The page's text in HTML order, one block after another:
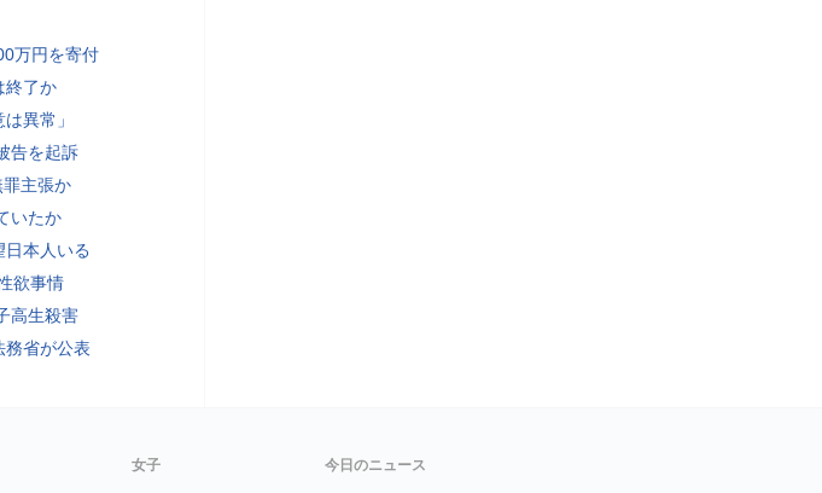
万円を寄付
終了か
異常」
告を起訴
主張か
いたか
本人いる
欲事情
高生殺害
務省が公表
女子 今日のニュース